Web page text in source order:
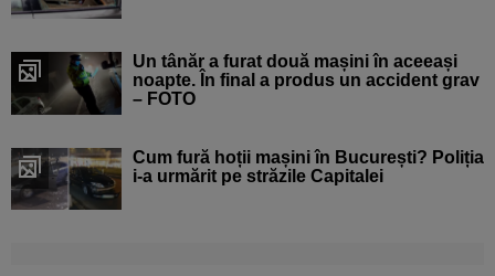
Un tânăr a furat două mașini în aceeași
noapte. În final a produs un accident grav
– FOTO
Cum fură hoții mașini în București? Poliția
i-a urmărit pe străzile Capitalei